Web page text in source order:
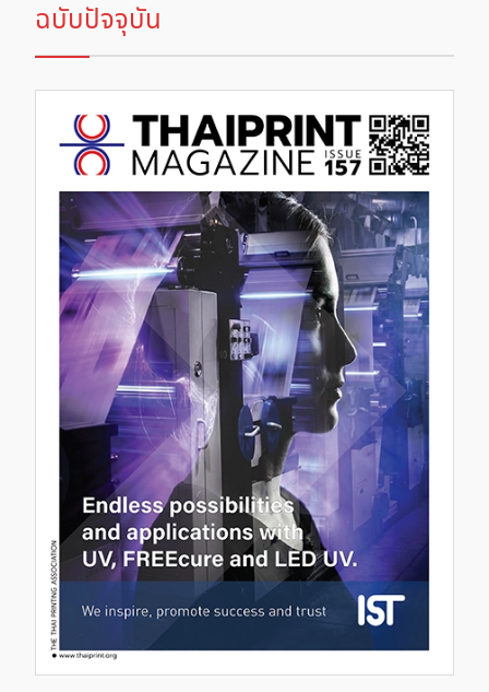
ฉบับปัจจุบัน